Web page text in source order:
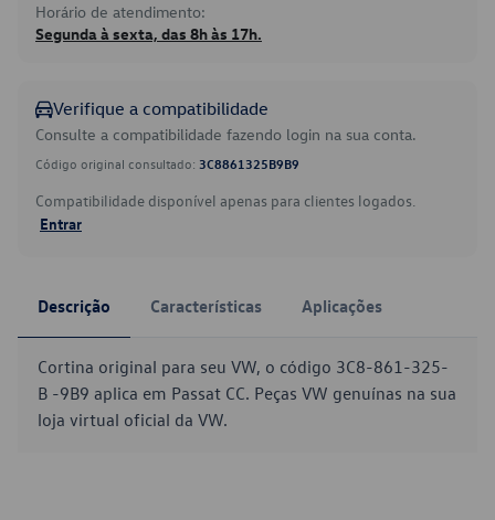
Horário de atendimento:
Segunda à sexta, das 8h às 17h.
Verifique a compatibilidade
Consulte a compatibilidade fazendo login na sua conta.
Código original consultado: 3C8861325B9B9
Compatibilidade disponível apenas para clientes logados.
Entrar
Descrição Características Aplicações
Cortina original para seu VW, o código 3C8-861-325-
B -9B9 aplica em Passat CC. Peças VW genuínas na sua
loja virtual oficial da VW.